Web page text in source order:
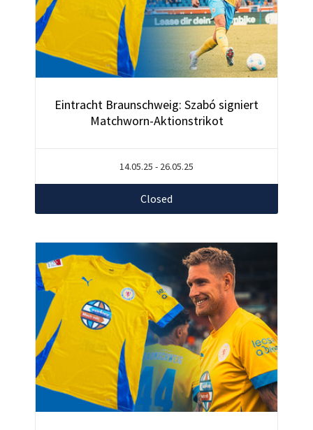
Eintracht Braunschweig: Szabó signiert
Matchworn-Aktionstrikot
14.05.25 - 26.05.25
Closed